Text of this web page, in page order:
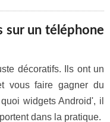
sur un téléphone
décoratifs. Ils ont un
vous faire gagner du
widgets Android', il
dans la pratique.